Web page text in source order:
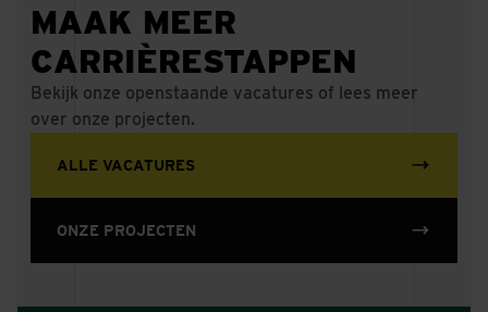
MAAK MEER
CARRIÈRESTAPPEN
Bekijk onze openstaande vacatures of lees meer
over onze projecten.
ALLE VACATURES
ONZE PROJECTEN